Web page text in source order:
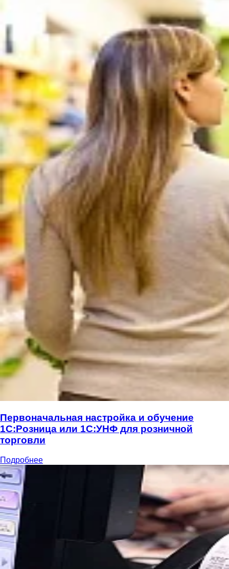
Первоначальная настройка и обучение
1С:Розница или 1С:УНФ для розничной
торговли
Подробнее